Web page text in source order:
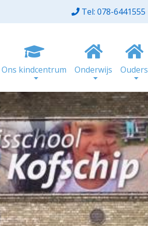
Tel: 078-6441555
Ons kindcentrum Onderwijs Ouders